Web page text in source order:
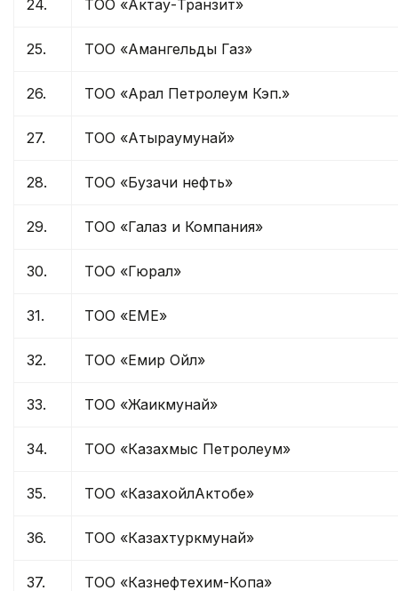
24. ТОО «Актау-Транзит»
25. ТОО «Амангельды Газ»
26. ТОО «Арал Петролеум Кэп.»
27. ТОО «Атыраумунай»
28. ТОО «Бузачи нефть»
29. ТОО «Галаз и Компания»
30. ТОО «Гюрал»
31. ТОО «ЕМЕ»
32. ТОО «Емир Ойл»
33. ТОО «Жаикмунай»
34. ТОО «Казахмыс Петролеум»
35. ТОО «КазахойлАктобе»
36. ТОО «Казахтуркмунай»
37. ТОО «Казнефтехим-Копа»